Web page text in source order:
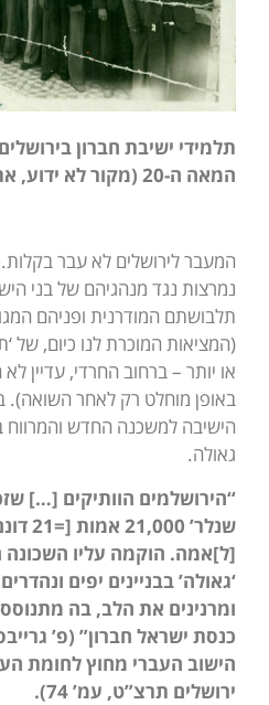
המאה ה-20 (מקור לא ידוע, אתר קדם).
המעבר לירושלים לא עבר בקלות.
נמרצות נגד מנהגיהם של בני
תלבושתם המודרנית ופניהם
(המציאות המוכרת לנו כיום, של
או יותר – ברחוב החרדי, עדיין
גאולה.
“הירושלמים הוותיקים […]
[ל]אמה. הוקמה עליו השכונה
‘גאולה’ בבניינים יפים
ומרנינים את הלב, בה
כנסת ישראל חברון” (פ’
הישוב העברי מחוץ לחומת
ירושלים תרצ”ט, עמ’ 74).